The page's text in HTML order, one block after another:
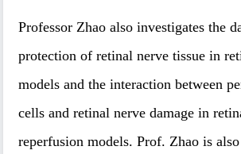
Professor Zhao also investigates the
protection of retinal nerve tissue in
models and the interaction between
cells and retinal nerve damage in
reperfusion models. Prof. Zhao is